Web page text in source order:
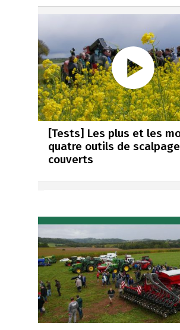
[Tests] Les plus et les
quatre outils de
couverts